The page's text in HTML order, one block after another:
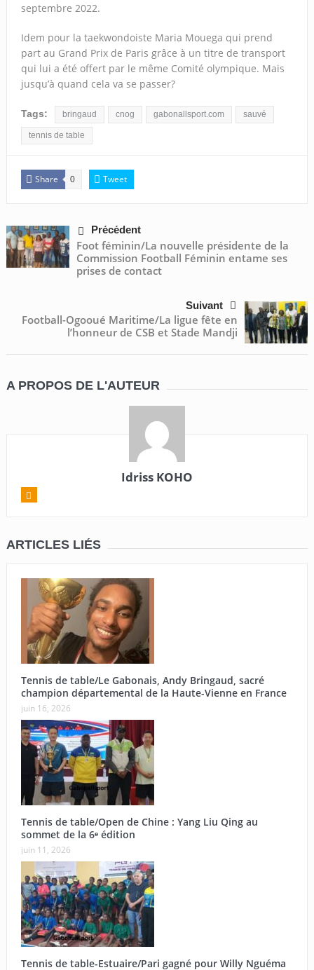
septembre 2022.
Idem pour la taekwondoiste Maria Mouega qui prend
part au Grand Prix de Paris grâce à un titre de transport
qui lui a été offert par le même Comité olympique. Mais
jusqu’à quand cela va se passer?
Tags: bringaud cnog gabonallsport.com sauvé
tennis de table
Share 0 Tweet
Précédent
Foot féminin/La nouvelle présidente de la
Commission Football Féminin entame ses
prises de contact
Suivant
Football-Ogooué Maritime/La ligue fête en
l’honneur de CSB et Stade Mandji
A PROPOS DE L'AUTEUR
Idriss KOHO
ARTICLES LIÉS
Tennis de table/Le Gabonais, Andy Bringaud, sacré
champion départemental de la Haute-Vienne en France
juin 16, 2026
Tennis de table/Open de Chine : Yang Liu Qing au
sommet de la 6ᵉ édition
juin 11, 2026
Tennis de table-Estuaire/Pari gagné pour Willy Nguéma